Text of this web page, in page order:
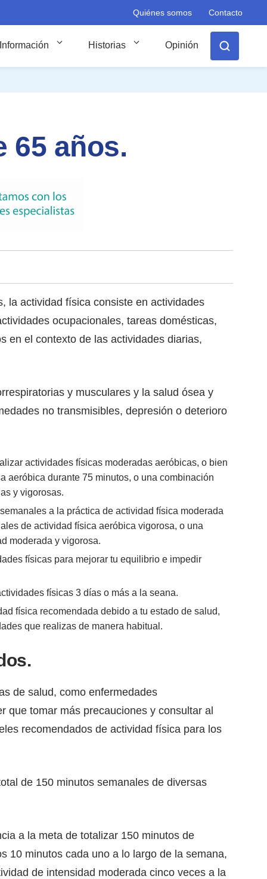
Quiénes somos Contacto
Información Historias Opinión
65 años.
la actividad física consiste en actividades
ocupacionales, tareas domésticas,
en el contexto de las actividades diarias,
y musculares y la salud ósea y
no transmisibles, depresión o deterioro
actividades físicas moderadas aeróbicas, o bien
aeróbica durante 75 minutos, o una combinación
y vigorosas.
a la práctica de actividad física moderada
de actividad física aeróbica vigorosa, o una
moderada y vigorosa.
físicas para mejorar tu equilibrio e impedir
físicas 3 días o más a la seana.
física recomendada debido a tu estado de salud,
que realizas de manera habitual.
de salud, como enfermedades
que tomar más precauciones y consultar al
recomendados de actividad física para los
de 150 minutos semanales de diversas
a la meta de totalizar 150 minutos de
10 minutos cada uno a lo largo de la semana,
de intensidad moderada cinco veces a la